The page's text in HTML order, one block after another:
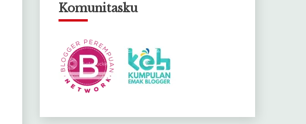
Komunitasku